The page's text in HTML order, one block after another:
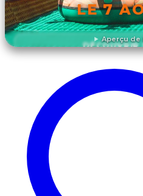
Aperçu
LE 7
DÉCOUVRIR